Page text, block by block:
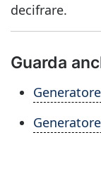
decifrare.
Guarda